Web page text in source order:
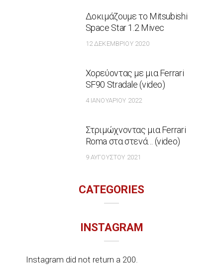
Δοκιμάζουμε το Mitsubishi
Space Star 1.2 Mivec
12 ΔΕΚΕΜΒΡΊΟΥ 2020
Χορεύοντας με μια Ferrari
SF90 Stradale (video)
4 ΙΑΝΟΥΑΡΊΟΥ 2022
Στριμώχνοντας μια Ferrari
Roma στα στενά… (video)
9 ΑΥΓΟΎΣΤΟΥ 2021
CATEGORIES
INSTAGRAM
Instagram did not return a 200.